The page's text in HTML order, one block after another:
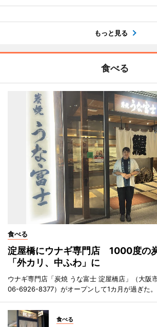
もっと見る
食べる
食べる
淀屋橋にウナギ専門店 1000度の
「外カリ、中ふわ」に
ウナギ専門店「炭焼 うな富士 淀屋橋店」（大阪
06-6926-8377）がオープンして1カ月が過ぎた。
食べる